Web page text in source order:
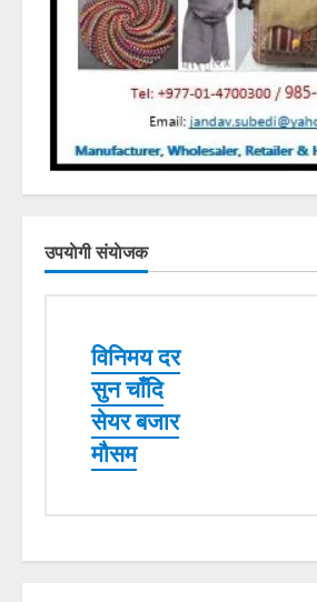
उपयाेगी संयाेजक
विनिमय दर
सुन चाँदि
सेयर बजार
मौसम